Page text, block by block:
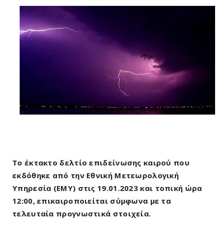
Το έκτακτο δελτίο επιδείνωσης καιρού που
εκδόθηκε από την Εθνική Μετεωρολογική
Υπηρεσία (ΕΜΥ) στις 19.01.2023 και τοπική ώρα
12:00, επικαιροποιείται σύμφωνα με τα
τελευταία προγνωστικά στοιχεία.